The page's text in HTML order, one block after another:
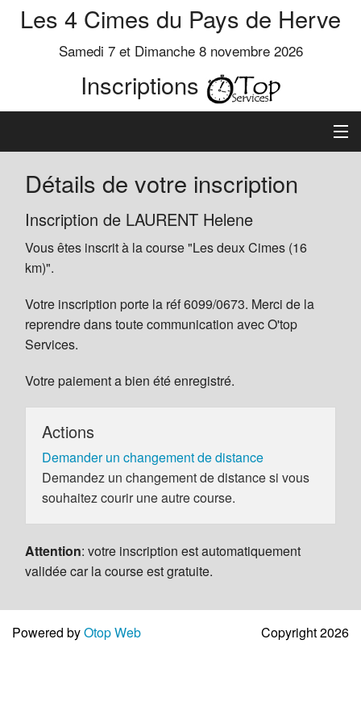
Les 4 Cimes du Pays de Herve
Samedi 7 et Dimanche 8 novembre 2026
Inscriptions
Inscription
Préinscrits
Informations
Détails de votre inscription
Inscription de LAURENT Helene
Vous êtes inscrit à la course "Les deux Cimes (16
km)".
Votre inscription porte la réf 6099/0673. Merci de la
reprendre dans toute communication avec O'top
Services.
Votre paiement a bien été enregistré.
Actions
Demander un changement de distance
Demandez un changement de distance si vous
souhaitez courir une autre course.
Attention: votre inscription est automatiquement
validée car la course est gratuite.
Powered byOtop Web Copyright 2026